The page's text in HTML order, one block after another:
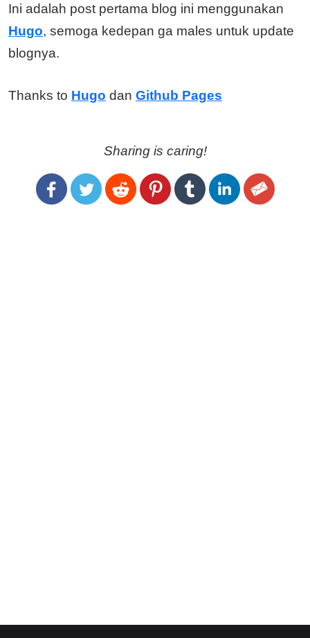
Ini adalah post pertama blog ini menggunakan
Hugo, semoga kedepan ga males untuk update
blognya.
Thanks to Hugo dan Github Pages
Sharing is caring!